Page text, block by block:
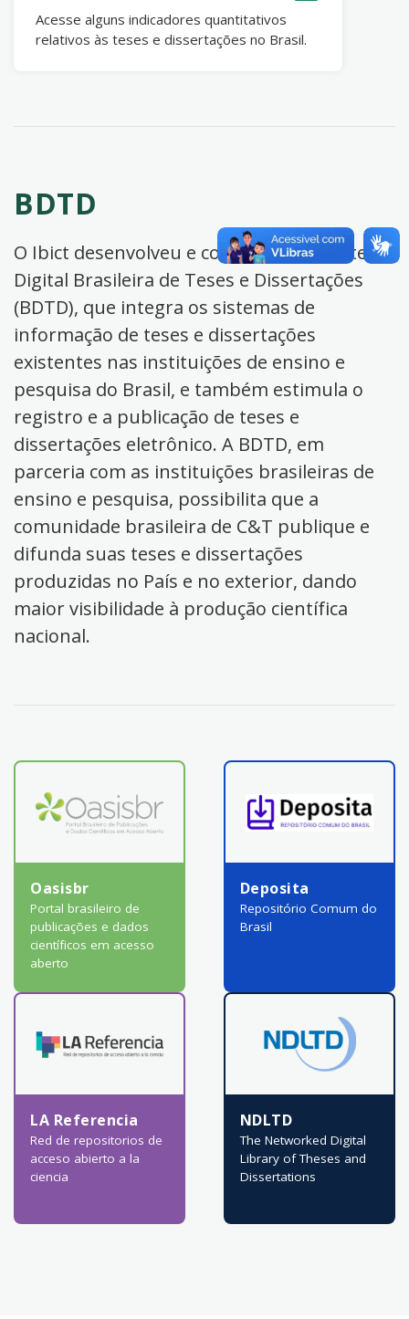
Acesse alguns indicadores quantitativos
relativos às teses e dissertações no Brasil.
BDTD
O Ibict desenvolveu e coordena a Biblioteca
Digital Brasileira de Teses e Dissertações
(BDTD), que integra os sistemas de
informação de teses e dissertações
existentes nas instituições de ensino e
pesquisa do Brasil, e também estimula o
registro e a publicação de teses e
dissertações eletrônico. A BDTD, em
parceria com as instituições brasileiras de
ensino e pesquisa, possibilita que a
comunidade brasileira de C&T publique e
difunda suas teses e dissertações
produzidas no País e no exterior, dando
maior visibilidade à produção científica
nacional.
Oasisbr
Portal brasileiro de
publicações e dados
científicos em acesso
aberto
Deposita
Repositório Comum do
Brasil
LA Referencia
Red de repositorios de
acceso abierto a la
ciencia
NDLTD
The Networked Digital
Library of Theses and
Dissertations